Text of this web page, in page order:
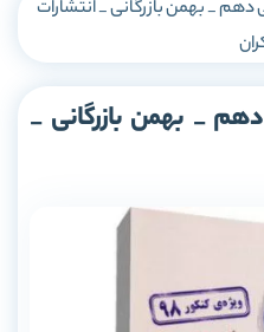
_ بهمن بازرگانی _ انتشارات
_ بهمن بازرگانی _